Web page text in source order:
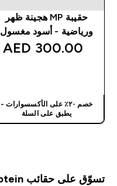
حقيبة MP هجينة ظهر
ورياضية - أسود مغسول
300.00 AED‎
خصم ٢٠٪ على الأكسسوارات -
يطبق على السلة
تسوّق على حقائب Myprotein